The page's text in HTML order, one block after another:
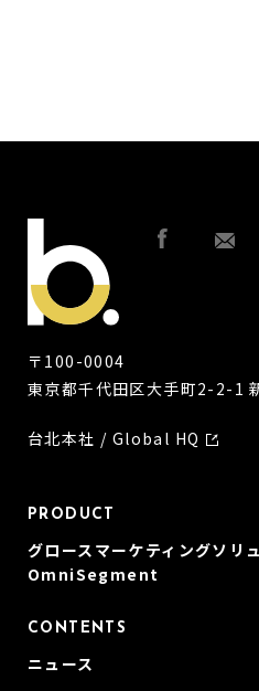
〒100-0004
東京都千代田区大手町2-2-1
台北本社 / Global HQ
PRODUCT
グロースマーケティングソリ
OmniSegment
CONTENTS
ニュース